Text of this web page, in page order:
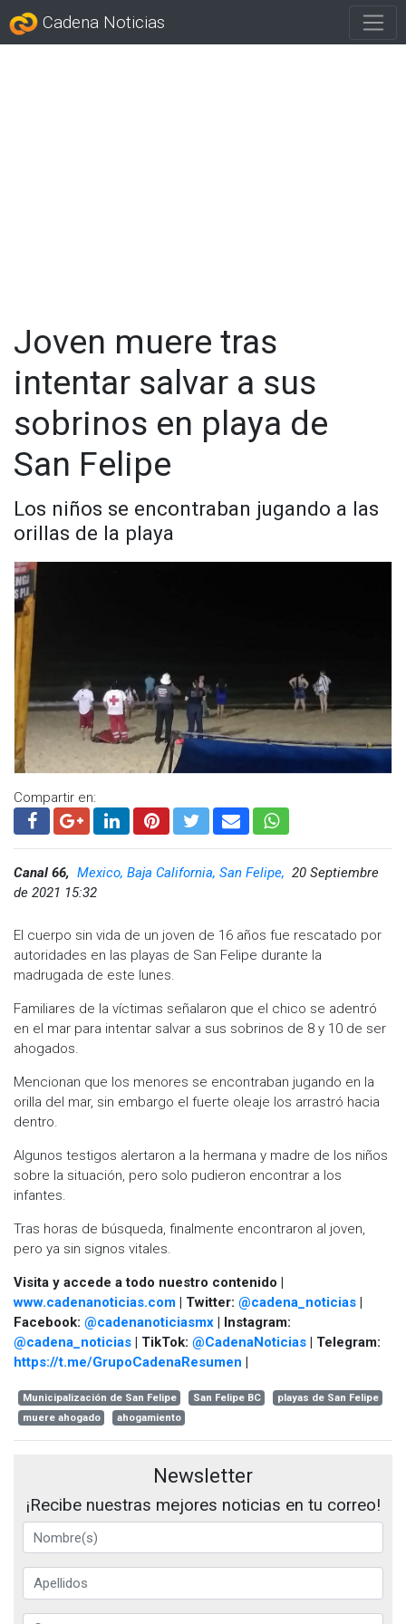
Cadena Noticias
Joven muere tras
intentar salvar a sus
sobrinos en playa de
San Felipe
Los niños se encontraban jugando a las
orillas de la playa
Compartir en:
Canal 66, Mexico, Baja California, San Felipe, 20 Septiembre
de 2021 15:32
El cuerpo sin vida de un joven de 16 años fue rescatado por
autoridades en las playas de San Felipe durante la
madrugada de este lunes.
Familiares de la víctimas señalaron que el chico se adentró
en el mar para intentar salvar a sus sobrinos de 8 y 10 de ser
ahogados.
Mencionan que los menores se encontraban jugando en la
orilla del mar, sin embargo el fuerte oleaje los arrastró hacia
dentro.
Algunos testigos alertaron a la hermana y madre de los niños
sobre la situación, pero solo pudieron encontrar a los
infantes.
Tras horas de búsqueda, finalmente encontraron al joven,
pero ya sin signos vitales.
Visita y accede a todo nuestro contenido |
www.cadenanoticias.com | Twitter: @cadena_noticias |
Facebook: @cadenanoticiasmx | Instagram:
@cadena_noticias | TikTok: @CadenaNoticias | Telegram:
https://t.me/GrupoCadenaResumen |
Municipalización de San Felipe San Felipe BC
playas de San Felipe
muere ahogado
ahogamiento
Newsletter
¡Recibe nuestras mejores noticias en tu correo!